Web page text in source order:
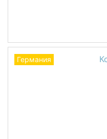
Германия